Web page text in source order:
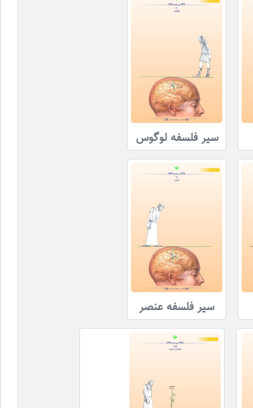
سیر فلسفه لوگوس
سیر فلسفه عنصر